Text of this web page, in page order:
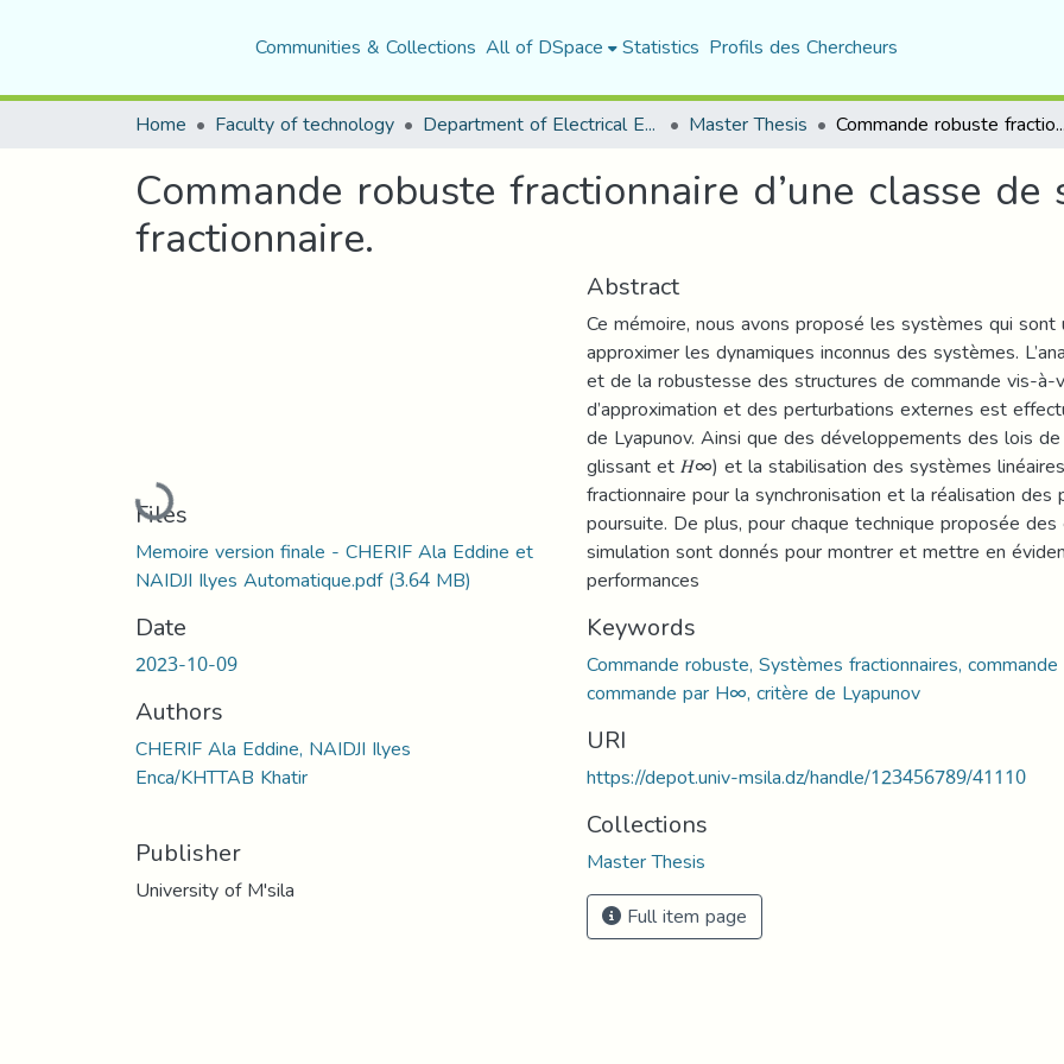
Communities & Collections All of DSpace Statistics Profils des Chercheurs
Home Faculty of technology Department of Electrical Engineering Master Thesis Commande robuste fractionnaire
Commande robuste fractionnaire d’une classe de
fractionnaire.
Loading...
Files
Memoire version finale - CHERIF Ala Eddine et
NAIDJI Ilyes Automatique.pdf(3.64 MB)
Date
2023-10-09
Authors
CHERIF Ala Eddine, NAIDJI Ilyes
Enca/KHTTAB Khatir
Publisher
University of M'sila
Abstract
Ce mémoire, nous avons proposé les systèmes qui
approximer les dynamiques inconnus des systèmes.
et de la robustesse des structures de commande vis-à-
d’approximation et des perturbations externes est
de Lyapunov. Ainsi que des développements des lois
glissant et 𝐻∞) et la stabilisation des systèmes
fractionnaire pour la synchronisation et la réalisation des
poursuite. De plus, pour chaque technique proposée
simulation sont donnés pour montrer et mettre en
performances
Keywords
Commande robuste, Systèmes fractionnaires,
commande par H∞, critère de Lyapunov
URI
https://depot.univ-msila.dz/handle/123456789/41110
Collections
Master Thesis
Full item page